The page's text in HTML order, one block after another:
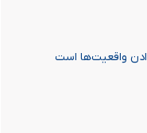
واقعیت‌ها است